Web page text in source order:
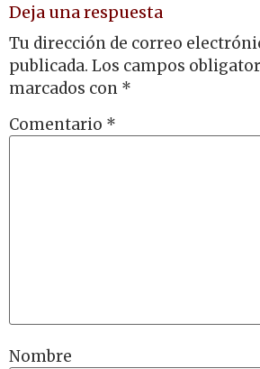
Deja una respuesta
Tu dirección de correo
publicada. Los campos
marcados con *
Comentario *
Nombre